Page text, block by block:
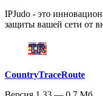
IPJudo - это
защиты вашей сети от
CountryTraceRoute